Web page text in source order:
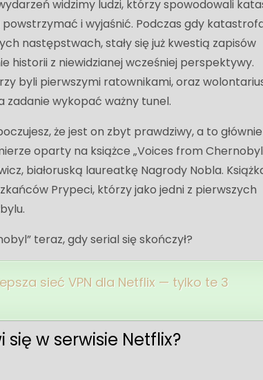
widzimy ludzi, którzy spowodowali
powstrzymać i wyjaśnić. Podczas gdy
następstwach, stały się już kwestią zapisów
historii z niewidzianej wcześniej perspektywy.
byli pierwszymi ratownikami, oraz
zadanie wykopać ważny tunel.
że jest on zbyt prawdziwy, a to głównie
oparty na książce „Voices from
białoruską laureatkę Nagrody Nobla.
Prypeci, którzy jako jedni z pierwszych
teraz, gdy serial się skończył?
sieć VPN dla Netflix — tylko te 3
w serwisie Netflix?